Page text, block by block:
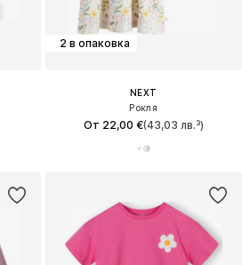
2 в опаковка
NEXT
Рокля
От 22,00 €(43,03 лв.³)